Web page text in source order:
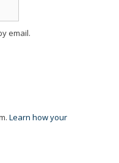
email.
Learn how your